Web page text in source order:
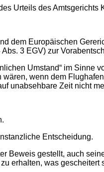
Urteils des Amtsgerichts
dem Europäischen
3 EGV) zur
Umstand“ im Sinne
wären, wenn dem
unabsehbare Zeit nicht
Entscheidung.
Beweis gestellt, auch
erhalten, was gescheitert